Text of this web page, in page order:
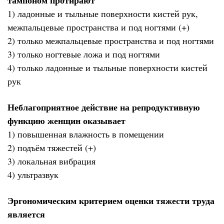
1) ладонные и тыльные поверхности кистей рук,
межпальцевые пространства и под ногтями (+)
2) только межпальцевые пространства и под ногтями
3) только ногтевые ложа и под ногтями
4) только ладонные и тыльные поверхности кистей
рук
Неблагоприятное действие на репродуктивную
функцию женщин оказывает
1) повышенная влажность в помещении
2) подъём тяжестей (+)
3) локальная вибрация
4) ультразвук
Эргономическим критерием оценки тяжести труда
является